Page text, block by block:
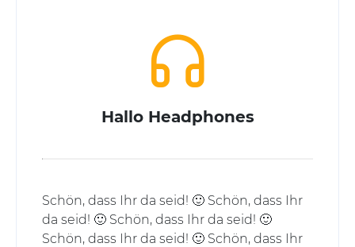
Hallo Headphones
Schön, dass Ihr da seid! 🙂 Schön, dass Ihr
da seid! 🙂 Schön, dass Ihr da seid! 🙂
Schön, dass Ihr da seid! 🙂 Schön, dass Ihr